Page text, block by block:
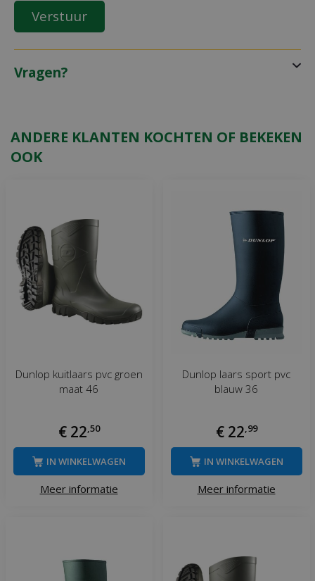
Vragen?
ANDERE KLANTEN KOCHTEN OF BEKEKEN
OOK
Dunlop kuitlaars pvc groen
maat 46
€ 22,50
Meer informatie
IN WINKELWAGEN
Dunlop laars sport pvc
blauw 36
€ 22,99
Meer informatie
IN WINKELWAGEN